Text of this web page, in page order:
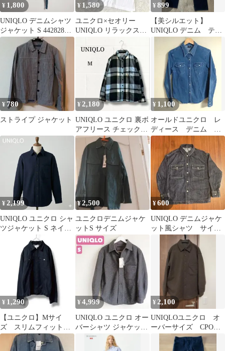
¥ 1,800
UNIQLO デニムシャツ
ジャケット S 442828
DARK GREEN
¥ 1,580
ユニクロ×セオリー
UNIQLO リラックスフ
ィットVネックTシャツ
XL
¥899
【美シルエット】
UNIQLO デニム テー
パード 29/M 73cm
¥ 780
ストライプ ジャケット
¥2,180
UNIQLO ユニクロ 裏ボ
アフリース チェックシ
ャツジャケット M
¥ 1,100
オールドユニクロ レ
ディース デニム 長
袖シャツ シャツジャ
ケット L ブルー
¥2,199
UNIQLO ユニクロ シャ
ツジャケット S ネイビ
ー 紺 秋冬 ウールライ
ク ブルゾン アウター
メンズ 古着 #K027-111
¥2,500
ユニクロデニムジャケ
ットS サイズ
¥600
UNIQLO デニムジャケ
ット風シャツ サイズ
¥ 1,290
【ユニクロ】Mサイ
ズ スリムフィットシ
ャツジャケット コッ
トン100％ 男女兼用
¥4,999
UNIQLO ユニクロ オー
バーシャツ ジャケット
濃灰 ダークグレー S
¥ 2,100
UNIQLOユニクロ オ
ーバーサイズ CPOシ
ャツ Mサイズ